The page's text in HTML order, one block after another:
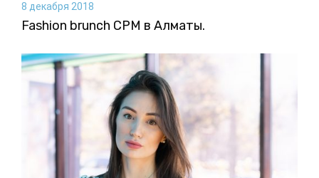
8 декабря 2018
Fashion brunch CPM в Алматы.